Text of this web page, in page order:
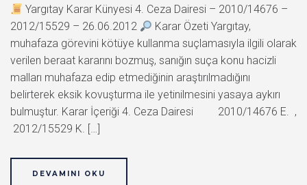
Yargıtay Karar Künyesi 4. Ceza Dairesi – 2010/14676 –
2012/15529 – 26.06.2012
Karar Özeti Yargıtay,
muhafaza görevini kötüye kullanma suçlamasıyla ilgili olarak
verilen beraat kararını bozmuş, sanığın suça konu hacizli
malları muhafaza edip etmediğinin araştırılmadığını
belirterek eksik kovuşturma ile yetinilmesini yasaya aykırı
bulmuştur. Karar İçeriği 4. Ceza Dairesi 2010/14676 E. ,
2012/15529 K. […]
DEVAMINI OKU